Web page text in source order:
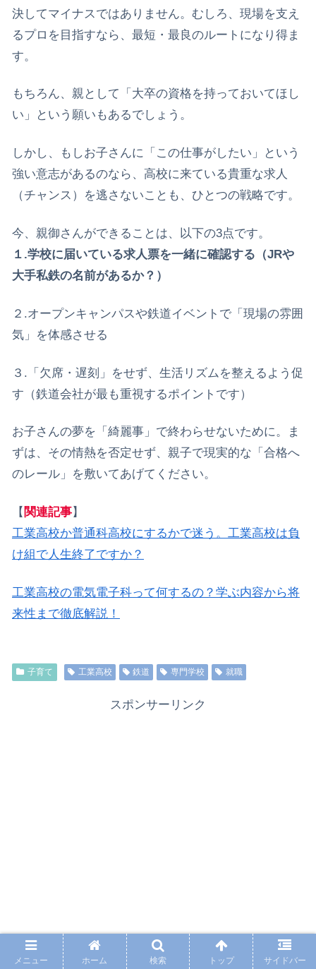
決してマイナスではありません。むしろ、現場を支え
るプロを目指すなら、最短・最良のルートになり得ま
す。
​もちろん、親として「大卒の資格を持っておいてほし
い」という願いもあるでしょう。
しかし、もしお子さんに「この仕事がしたい」という
強い意志があるのなら、高校に来ている貴重な求人
（チャンス）を逃さないことも、ひとつの戦略です。
​今、親御さんができることは、以下の3点です。
１.​学校に届いている求人票を一緒に確認する（JRや
大手私鉄の名前があるか？）
２.​オープンキャンパスや鉄道イベントで「現場の雰囲
気」を体感させる
３.​「欠席・遅刻」をせず、生活リズムを整えるよう促
す（鉄道会社が最も重視するポイントです）
​お子さんの夢を「綺麗事」で終わらせないために。ま
ずは、その情熱を否定せず、親子で現実的な「合格へ
のレール」を敷いてあげてください。
【 関連記事】
工業高校か普通科高校にするかで迷う。工業高校は負
け組で人生終了ですか？
工業高校の電気電子科って何するの？学ぶ内容から将
来性まで徹底解説！
子育て 工業高校 鉄道 専門学校 就職
スポンサーリンク
メニュー ホーム 検索 トップ サイドバー